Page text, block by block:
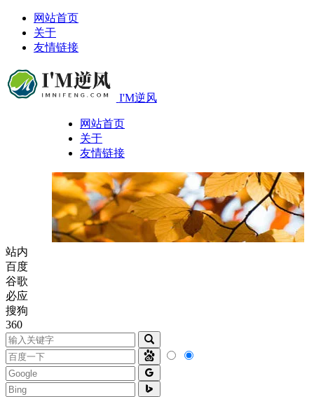
网站首页
关于
友情链接
I'M逆风
网站首页
关于
友情链接
站内
百度
谷歌
必应
搜狗
360